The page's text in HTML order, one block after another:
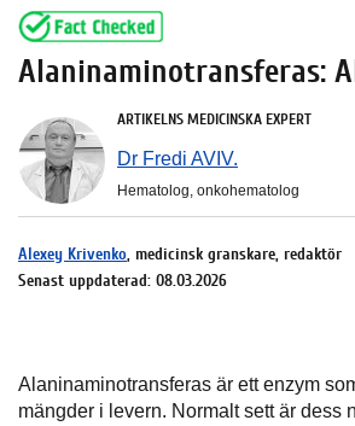
Alaninaminotransferas:
ARTIKELNS MEDICINSKA EXPERT
Dr Fredi AVIV.
Hematolog, onkohematolog
Alexey Krivenko, medicinsk granskare, redaktör
Senast uppdaterad: 08.03.2026
Alaninaminotransferas är ett enzym
mängder i levern. Normalt sett är dess